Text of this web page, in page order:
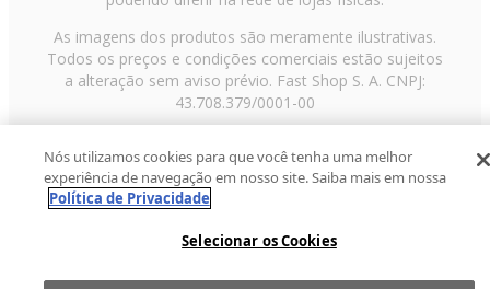
As imagens dos produtos são meramente ilustrativas.
Todos os preços e condições comerciais estão sujeitos
a alteração sem aviso prévio. Fast Shop S. A. CNPJ:
43.708.379/0001-00
Paulo/SP, CEP 02029-001, Telefone: 11 3003-3728 ©
2013 Fast Shop - Todos os direitos reservadosRF
Nós utilizamos cookies para que você tenha uma melhor
experiência de navegação em nosso site. Saiba mais em nossa
Política de Privacidade
Selecionar os Cookies